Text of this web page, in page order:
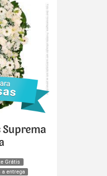
Suprema
Grátis
a entrega